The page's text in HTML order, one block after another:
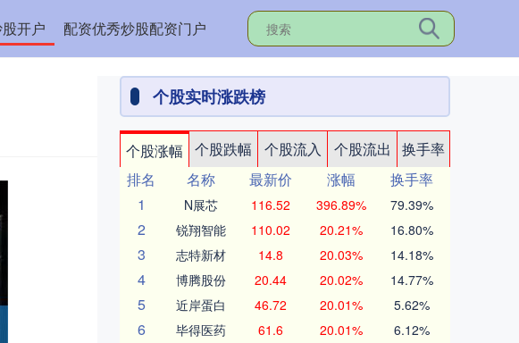
开户 配资优秀炒股配资门户
个股实时涨跌榜
个股涨幅 个股跌幅 个股流入 个股流出
换手率
排名
名称 最新价 涨幅
换手率
1
N展芯 116.52 396.89% 79.39%
2 锐翔智能 110.02 20.21% 16.80%
3 志特新材 14.8 20.03% 14.18%
4 博腾股份 20.44 20.02% 14.77%
5 近岸蛋白 46.72 20.01% 5.62%
6 毕得医药 61.6 20.01% 6.12%